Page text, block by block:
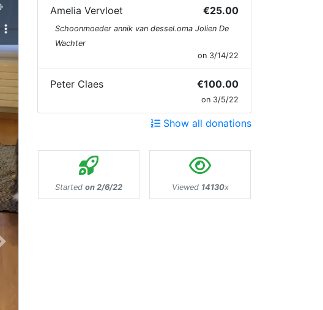
Next
Amelia Vervloet €25.00
Schoonmoeder annik van dessel.oma Jolien De
Wachter
on 3/14/22
Peter Claes €100.00
on 3/5/22
Show all donations
Started on 2/6/22 Viewed 14130x